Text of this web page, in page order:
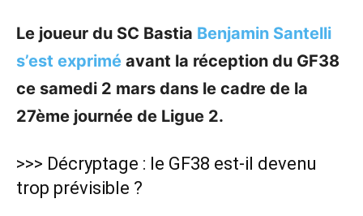
Le joueur du SC Bastia Benjamin Santelli
s’est exprimé avant la réception du GF38
ce samedi 2 mars dans le cadre de la
27ème journée de Ligue 2.
>>> Décryptage : le GF38 est-il devenu
trop prévisible ?